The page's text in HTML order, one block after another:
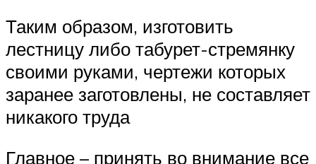
Таким образом, изготовить
лестницу либо табурет-стремянку
своими руками, чертежи которых
заранее заготовлены, не составляет
никакого труда
Главное – принять во внимание все